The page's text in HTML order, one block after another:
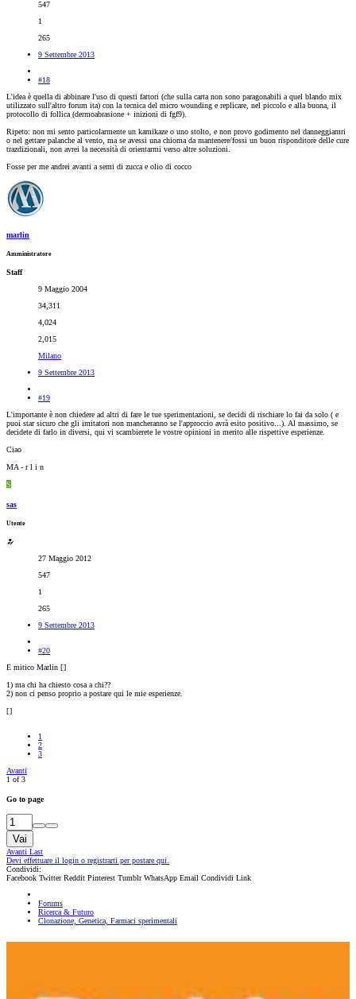
547
1
265
9 Settembre 2013
#18
L'idea è quella di abbinare l'uso di questi fattori (che sulla carta non sono paragonabili a quel blando mix
utilizzato sull'altro forum ita) con la tecnica del micro wounding e replicare, nel piccolo e alla buona, il
protocollo di follica (dermoabrasione + inizioni di fgf9).
Ripeto: non mi sento particolarmente un kamikaze o uno stolto, e non provo godimento nel danneggiamri
o nel gettare palanche al vento, ma se avessi una chioma da mantenere/fossi un buon risponditore delle cure
trazdizionali, non avrei la necessità di orientarmi verso altre soluzioni.
Fosse per me andrei avanti a semi di zucca e olio di cocco
marlin
Amministratore
Staff
9 Maggio 2004
34,311
4,024
2,015
Milano
9 Settembre 2013
#19
L'importante è non chiedere ad altri di fare le tue sperimentazioni, se decidi di rischiare lo fai da solo ( e
puoi star sicuro che gli imitatori non mancheranno se l'approccio avrà esito positivo...). Al massimo, se
decidete di farlo in diversi, qui vi scambierete le vostre opinioni in merito alle rispettive esperienze.
Ciao
MA - r l i n
S
sas
Utente
27 Maggio 2012
547
1
265
9 Settembre 2013
#20
E mitico Marlin []
1) ma chi ha chiesto cosa a chi??
2) non ci penso proprio a postare qui le mie esperienze.
[]
1
2
3
Avanti
1 of 3
Go to page
Vai
Avanti Last
Devi effettuare il login o registrarti per postare qui.
Condividi:
Facebook Twitter Reddit Pinterest Tumblr WhatsApp Email Condividi Link
Forums
Ricerca & Futuro
Clonazione, Genetica, Farmaci sperimentali